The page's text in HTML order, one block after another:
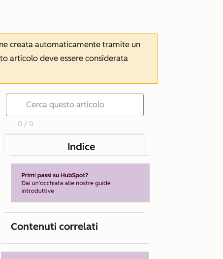
creata automaticamente tramite un
articolo deve essere considerata
0 / 0
Indice
Contenuti correlati